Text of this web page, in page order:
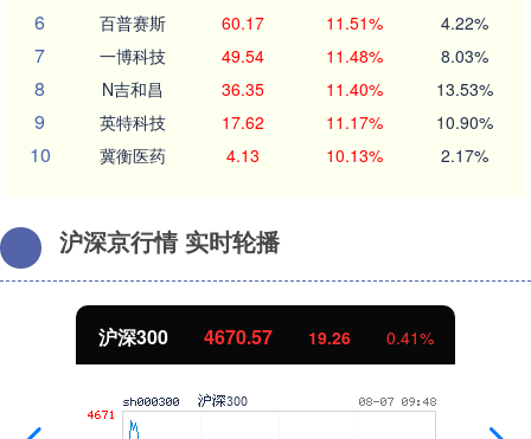
6 百普赛斯 60.17 11.51% 4.22%
7 一博科技 49.54 11.48% 8.03%
8 N吉和昌 36.35 11.40% 13.53%
9 英特科技 17.62 11.17% 10.90%
10 冀衡医药 4.13 10.13% 2.17%
沪深京行情 实时轮播
北证50 1112.76 -10.11 -0.90%